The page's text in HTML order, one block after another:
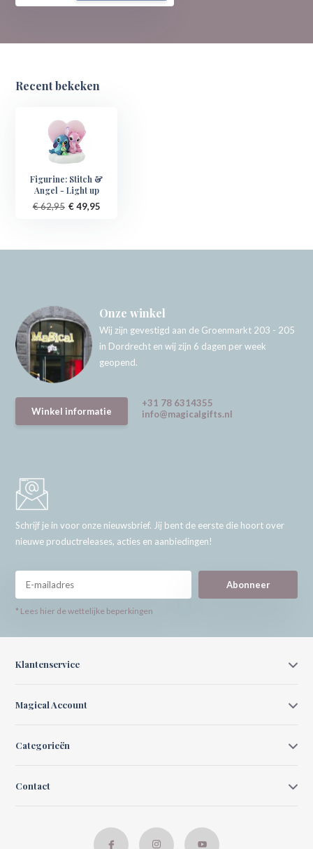
Recent bekeken
Figurine: Stitch &
Angel - Light up
€ 62,95 € 49,95
Onze winkel
Wij zijn gevestigd aan de Groenmarkt 203 - 205
in Dordrecht en wij zijn 6 dagen per week
geopend.
Winkel informatie
+31 78 6314355
info@magicalgifts.nl
Schrijf je in voor onze nieuwsbrief. Jij bent de eerste die hoort over
nieuwe productreleases, acties en aanbiedingen!
Abonneer
* Lees hier de wettelijke beperkingen
Klantenservice
Magical Account
Categorieën
Contact